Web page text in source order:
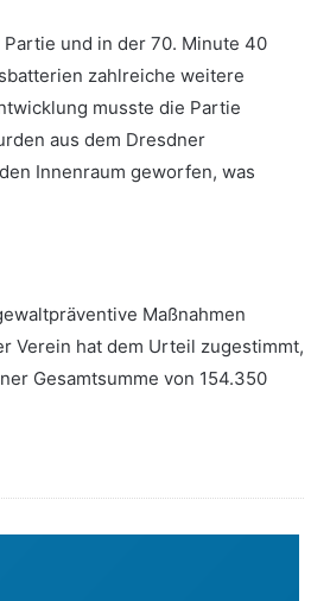
und in der 70. Minute 40
zahlreiche weitere
musste die Partie
aus dem Dresdner
Innenraum geworfen, was
Maßnahmen
Verein hat dem Urteil zugestimmt,
Gesamtsumme von 154.350